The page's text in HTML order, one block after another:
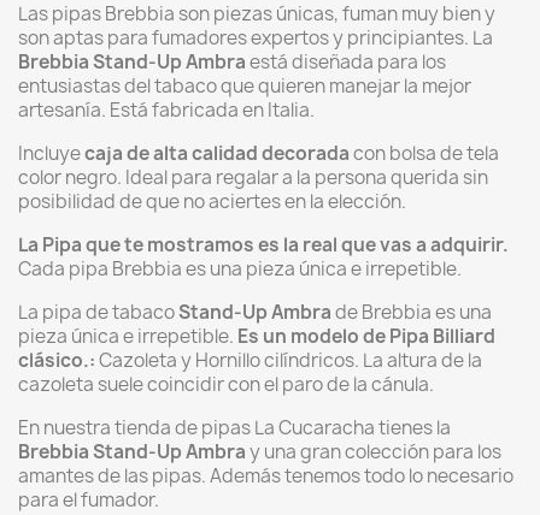
Las pipas Brebbia son piezas únicas, fuman muy bien y
son aptas para fumadores expertos y principiantes. La
BrebbiaStand-Up Ambraestá diseñada para los
entusiastas del tabaco que quieren manejar la mejor
artesanía. Está fabricada en Italia.
Incluyecaja de alta calidad decoradacon bolsa de tela
color negro. Ideal para regalar a la persona querida sin
posibilidad de que no aciertes en la elección.
La Pipa que te mostramos es la real que vas a adquirir.
Cada pipa Brebbia es una pieza única e irrepetible.
La pipa de tabacoStand-Up Ambrade Brebbia es una
pieza única e irrepetible. Es un modelo de Pipa Billiard
clásico.:Cazoleta y Hornillo cilíndricos. La altura de la
cazoleta suele coincidir con el paro de la cánula.
En nuestra tienda de pipas La Cucaracha tienes la
BrebbiaStand-Up Ambray una gran colección para los
amantes de las pipas. Además tenemos todo lo necesario
para el fumador.